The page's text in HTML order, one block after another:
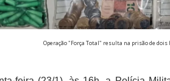
Operação "Força Total" resulta na prisão de